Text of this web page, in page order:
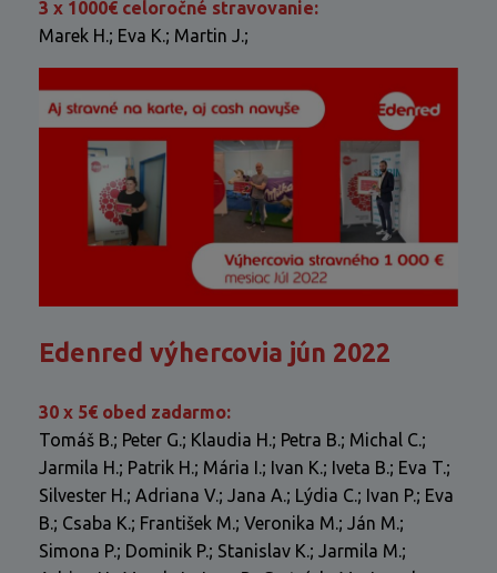
3 x 1000€ celoročné stravovanie:
Marek H.; Eva K.; Martin J.;
Edenred výhercovia jún 2022
30 x 5€ obed zadarmo:
Tomáš B.; Peter G.; Klaudia H.; Petra B.; Michal C.;
Jarmila H.; Patrik H.; Mária I.; Ivan K.; Iveta B.; Eva T.;
Silvester H.; Adriana V.; Jana A.; Lýdia C.; Ivan P.; Eva
B.; Csaba K.; František M.; Veronika M.; Ján M.;
Simona P.; Dominik P.; Stanislav K.; Jarmila M.;